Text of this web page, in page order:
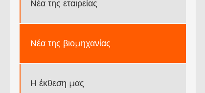
Νέα της εταιρείας
Νέα της βιομηχανίας
Η έκθεση μας